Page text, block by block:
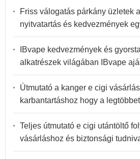
Friss válogatás párkány üzletek
nyitvatartás és kedvezmények
IBvape kedvezmények és
alkatrészek világában IBvape
Útmutató a kanger e cigi
karbantartáshoz hogy a
Teljes útmutató e cigi utántöltő
vásárláshoz és biztonsági